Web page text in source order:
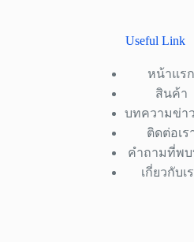
Useful Link
หน้าแรก
สินค้า
บทความข่า
ติดต่อเร
คำถามที่พบ
เกี่ยวกับเ